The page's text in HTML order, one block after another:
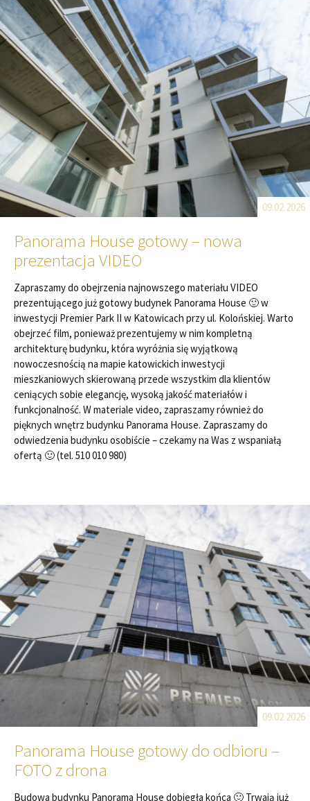
09.02.2026
Panorama House gotowy – nowa
prezentacja VIDEO
Zapraszamy do obejrzenia najnowszego materiału VIDEO
prezentującego już gotowy budynek Panorama House 🙂 w
inwestycji Premier Park II w Katowicach przy ul. Kolońskiej. Warto
obejrzeć film, ponieważ prezentujemy w nim kompletną
architekturę budynku, która wyróżnia się wyjątkową
nowoczesnością na mapie katowickich inwestycji
mieszkaniowych skierowaną przede wszystkim dla klientów
ceniących sobie elegancję, wysoką jakość materiałów i
funkcjonalność. W materiale video, zapraszamy również do
pięknych wnętrz budynku Panorama House. Zapraszamy do
odwiedzenia budynku osobiście – czekamy na Was z wspaniałą
ofertą 🙂 (tel. 510 010 980)
09.02.2026
Panorama House gotowy do odbioru –
FOTO z drona
Budowa budynku Panorama House dobiegła końca 🙂 Trwają już